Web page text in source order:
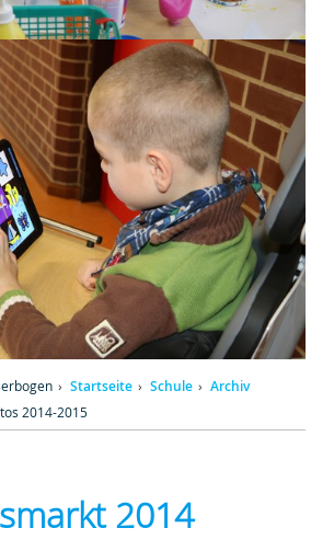
Startseite Schule
Archiv
2014-2015
2014